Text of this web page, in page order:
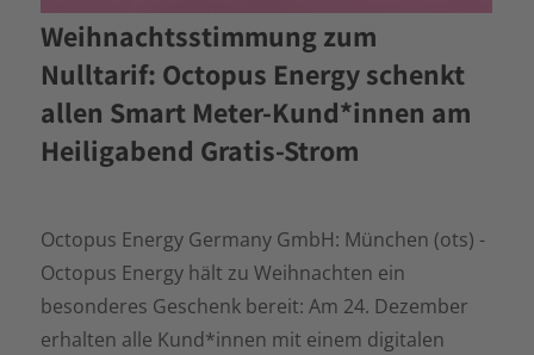
Weihnachtsstimmung zum
Nulltarif: Octopus Energy schenkt
allen Smart Meter-Kund*innen am
Heiligabend Gratis-Strom
Octopus Energy Germany GmbH: München (ots) -
Octopus Energy hält zu Weihnachten ein
besonderes Geschenk bereit: Am 24. Dezember
erhalten alle Kund*innen mit einem digitalen